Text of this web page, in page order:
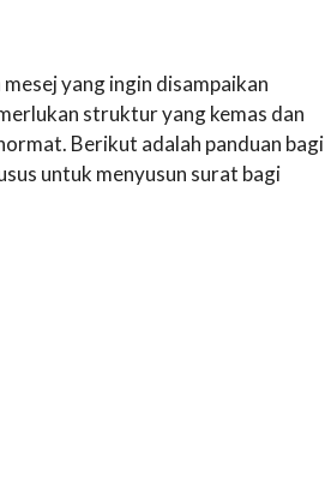
yang ingin disampaikan
struktur yang kemas dan
Berikut adalah panduan bagi
untuk menyusun surat bagi